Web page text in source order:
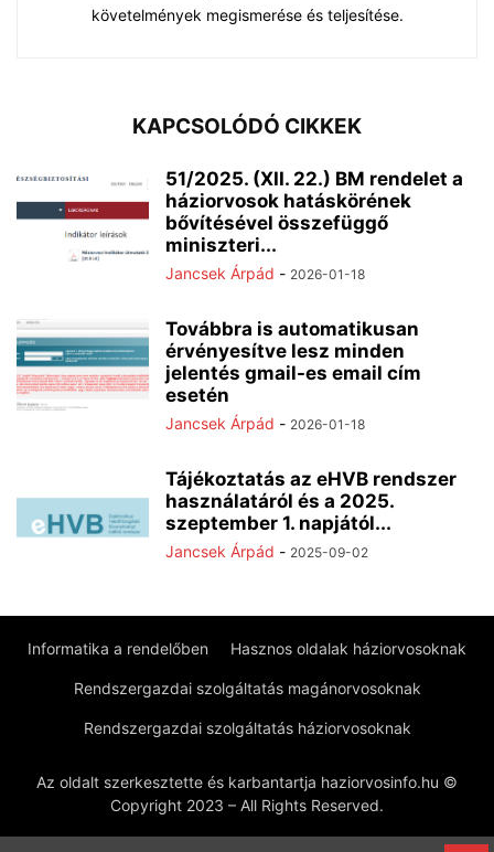
követelmények megismerése és teljesítése.
KAPCSOLÓDÓ CIKKEK
51/2025. (XII. 22.) BM rendelet a
háziorvosok hatáskörének
bővítésével összefüggő
miniszteri...
Jancsek Árpád - 2026-01-18
Továbbra is automatikusan
érvényesítve lesz minden
jelentés gmail-es email cím
esetén
Jancsek Árpád - 2026-01-18
Tájékoztatás az eHVB rendszer
használatáról és a 2025.
szeptember 1. napjától...
Jancsek Árpád - 2025-09-02
Informatika a rendelőben Hasznos oldalak háziorvosoknak
Rendszergazdai szolgáltatás magánorvosoknak
Rendszergazdai szolgáltatás háziorvosoknak
Az oldalt szerkesztette és karbantartja haziorvosinfo.hu ©
Copyright 2023 – All Rights Reserved.